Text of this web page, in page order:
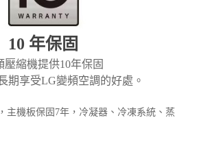
10 年保固
壓縮機提供10年保固
期享受LG變頻空調的好處。
主機板保固7年，冷凝器、冷凍系統、蒸